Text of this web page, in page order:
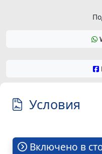
Условия
Включено в